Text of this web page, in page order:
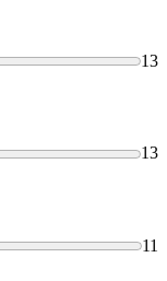
13
13
11